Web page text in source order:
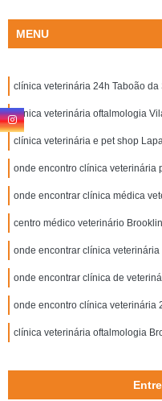
MENU
clínica veterinária 24h Taboão da
clínica veterinária oftalmologia
clínica veterinária e pet shop
onde encontro clínica veterinária
onde encontrar clínica médica
centro médico veterinário Brooklin
onde encontrar clínica veterinária
onde encontrar clínica de
onde encontro clínica veterinária
clínica veterinária oftalmologia